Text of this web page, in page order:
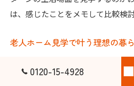
は、感じたことをメモして比較検
老人ホーム見学で叶う理想の暮
希望や優先順位を整理し、見学時
0120-15-4928